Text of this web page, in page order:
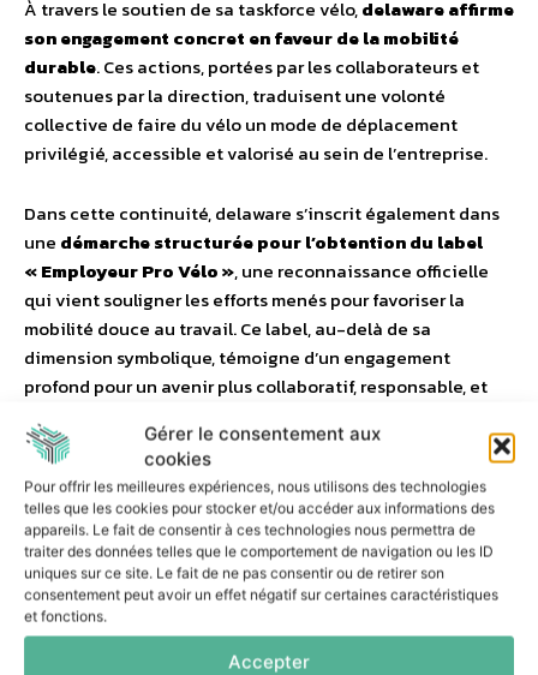
Gérer le consentement aux
cookies
Pour offrir les meilleures expériences, nous utilisons des technologies
telles que les cookies pour stocker et/ou accéder aux informations des
appareils. Le fait de consentir à ces technologies nous permettra de
traiter des données telles que le comportement de navigation ou les ID
uniques sur ce site. Le fait de ne pas consentir ou de retirer son
consentement peut avoir un effet négatif sur certaines caractéristiques
et fonctions.
Accepter
À travers le soutien de sa taskforce vélo,delaware affirme
son engagement concret en faveur de la mobilité
durable. Ces actions, portées par les collaborateurs et
soutenues par la direction, traduisent une volonté
collective de faire du vélo un mode de déplacement
privilégié, accessible et valorisé au sein de l’entreprise.
Dans cette continuité, delaware s’inscrit également dans
une démarche structurée pour l’obtention du label
« Employeur Pro Vélo », une reconnaissance officielle
qui vient souligner les efforts menés pour favoriser la
mobilité douce au travail. Ce label, au-delà de sa
dimension symbolique, témoigne d’un engagement
profond pour un avenir plus collaboratif, responsable, et
Inès Letissier – Responsable RSE chez delaware
Doriane Poitoux – Cheffe de projets marque employeur
chez delaware